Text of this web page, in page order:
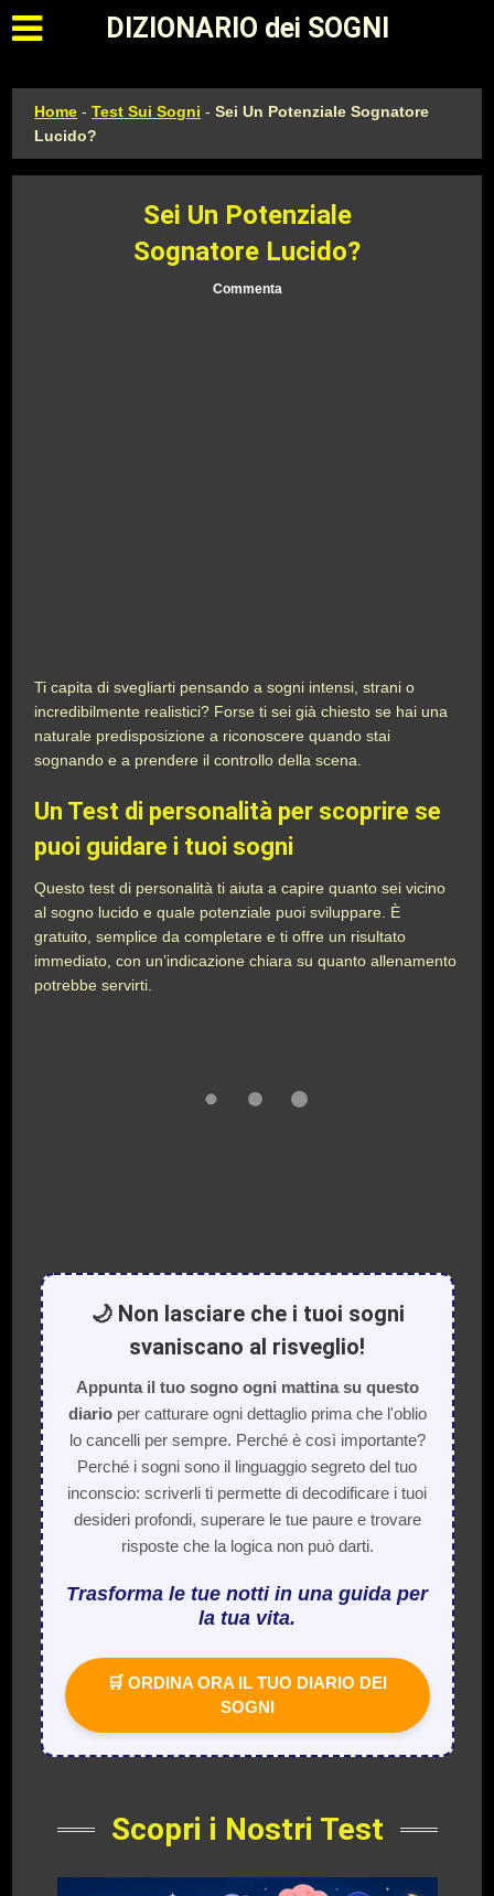
Apri il menu principale
DIZIONARIO dei SOGNI
Home -Test Sui Sogni -Sei Un Potenziale Sognatore
Lucido?
Sei Un Potenziale
Sognatore Lucido?
Commenta
Ti capita di svegliarti pensando a sogni intensi, strani o
incredibilmente realistici? Forse ti sei già chiesto se hai una
naturale predisposizione a riconoscere quando stai
sognando e a prendere il controllo della scena.
Un Test di personalità per scoprire se
puoi guidare i tuoi sogni
Questo test di personalità ti aiuta a capire quanto sei vicino
al sogno lucido e quale potenziale puoi sviluppare. È
gratuito, semplice da completare e ti offre un risultato
immediato, con un’indicazione chiara su quanto allenamento
potrebbe servirti.
🌙 Non lasciare che i tuoi sogni
svaniscano al risveglio!
Appunta il tuo sogno ogni mattina su questo
diarioper catturare ogni dettaglio prima che l'oblio
lo cancelli per sempre. Perché è così importante?
Perché i sogni sono il linguaggio segreto del tuo
inconscio: scriverli ti permette di decodificare i tuoi
desideri profondi, superare le tue paure e trovare
risposte che la logica non può darti.
Trasforma le tue notti in una guida per
la tua vita.
🛒 ORDINA ORA IL TUO DIARIO DEI
SOGNI
Scopri i Nostri Test